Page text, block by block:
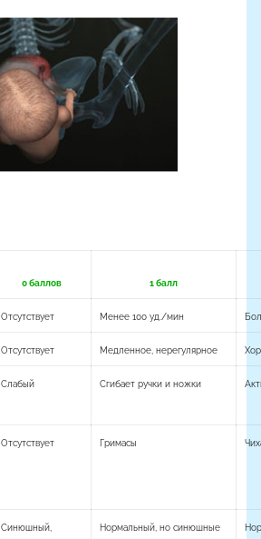
0 баллов 1 балл
Отсутствует Менее 100 уд./мин
Отсутствует Медленное, нерегулярное
Слабый Сгибает ручки и ножки
Отсутствует Гримасы
Синюшный, Нормальный, но синюшные